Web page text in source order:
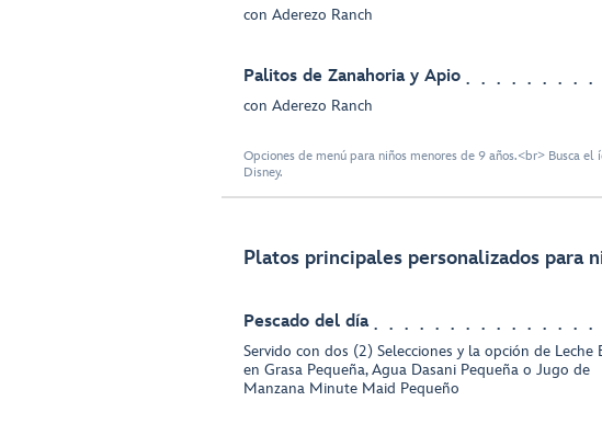
con Aderezo Ranch
Palitos de Zanahoria y Apio
con Aderezo Ranch
Opciones de menú para niños menores de 9 años.<br> Busca
Disney.
Platos principales personalizados para
Pescado del día
Servido con dos (2) Selecciones y la opción de Leche
en Grasa Pequeña, Agua Dasani Pequeña o Jugo de
Manzana Minute Maid Pequeño